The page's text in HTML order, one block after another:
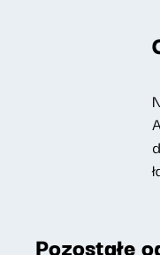
Pozostałe